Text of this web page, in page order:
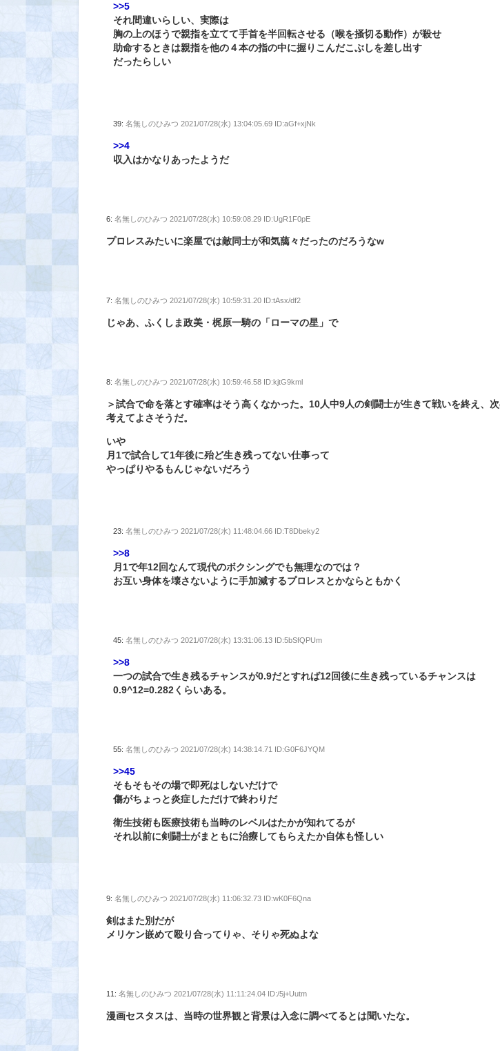
>>5
それ間違いらしい、実際は
胸の上のほうで親指を立てて手首を半回転させる（喉を掻切る動作）が殺せ
助命するときは親指を他の４本の指の中に握りこんだこぶしを差し出す
だったらしい
39:名無しのひみつ 2021/07/28(水) 13:04:05.69 ID:aGf+xjNk
>>4
収入はかなりあったようだ
6:名無しのひみつ 2021/07/28(水) 10:59:08.29 ID:UgR1F0pE
プロレスみたいに楽屋では敵同士が和気藹々だったのだろうなw
7:名無しのひみつ 2021/07/28(水) 10:59:31.20 ID:tAsx/df2
じゃあ、ふくしま政美・梶原一騎の「ローマの星」で
8:名無しのひみつ 2021/07/28(水) 10:59:46.58 ID:kjtG9kml
＞試合で命を落とす確率はそう高くなかった。10人中9人の剣闘士が生きて戦いを終え、
考えてよさそうだ。
いや
月1で試合して1年後に殆ど生き残ってない仕事って
やっぱりやるもんじゃないだろう
23:名無しのひみつ 2021/07/28(水) 11:48:04.66 ID:T8Dbeky2
>>8
月1で年12回なんて現代のボクシングでも無理なのでは？
お互い身体を壊さないように手加減するプロレスとかならともかく
45:名無しのひみつ 2021/07/28(水) 13:31:06.13 ID:5bSfQPUm
>>8
一つの試合で生き残るチャンスが0.9だとすれば12回後に生き残っているチャンスは
0.9^12=0.282くらいある。
55:名無しのひみつ 2021/07/28(水) 14:38:14.71 ID:G0F6JYQM
>>45
そもそもその場で即死はしないだけで
傷がちょっと炎症しただけで終わりだ
衛生技術も医療技術も当時のレベルはたかが知れてるが
それ以前に剣闘士がまともに治療してもらえたか自体も怪しい
9:名無しのひみつ 2021/07/28(水) 11:06:32.73 ID:wK0F6Qna
剣はまた別だが
メリケン嵌めて殴り合ってりゃ、そりゃ死ぬよな
11:名無しのひみつ 2021/07/28(水) 11:11:24.04 ID:/5j+Uutm
漫画セスタスは、当時の世界観と背景は入念に調べてるとは聞いたな。